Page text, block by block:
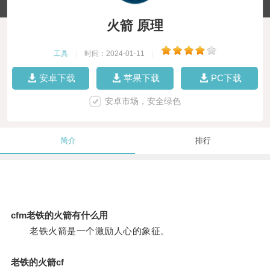
火箭 原理
工具 时间：2024-01-11
安卓下载 苹果下载 PC下载
安卓市场，安全绿色
简介 排行
cfm老铁的火箭有什么用
老铁火箭是一个激励人心的象征。
老铁的火箭cf